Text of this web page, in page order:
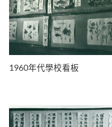
1960年代學校看板